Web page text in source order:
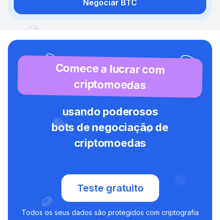
Negociar BTC
Comece a lucrar com
criptomoedas
usando poderosos
bots de negociação de
criptomoedas
Teste gratuito
Todos os seus dados são protegidos com criptografia